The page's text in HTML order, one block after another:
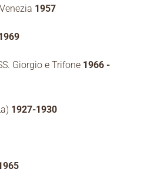
1957
Giorgio e Trifone 1966 -
1927-1930